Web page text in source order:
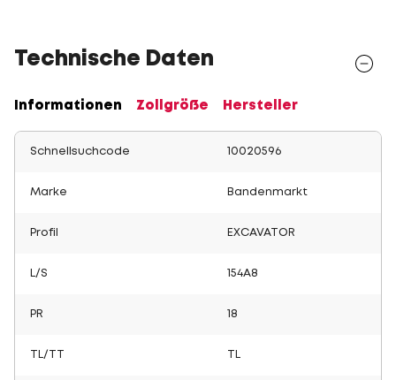
Technische Daten
Informationen Zollgröße Hersteller
Schnellsuchcode 10020596
Marke Bandenmarkt
Profil EXCAVATOR
L/S 154A8
PR 18
TL/TT